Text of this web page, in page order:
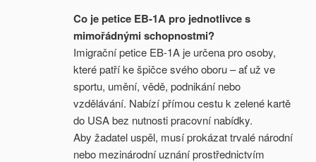
Co je petice EB-1A pro jednotlivce s
mimořádnými schopnostmi?
Imigrační petice EB-1A je určena pro osoby,
které patří ke špičce svého oboru – ať už ve
sportu, umění, vědě, podnikání nebo
vzdělávání. Nabízí přímou cestu k zelené kartě
do USA bez nutnosti pracovní nabídky.
Aby žadatel uspěl, musí prokázat trvalé národní
nebo mezinárodní uznání prostřednictvím